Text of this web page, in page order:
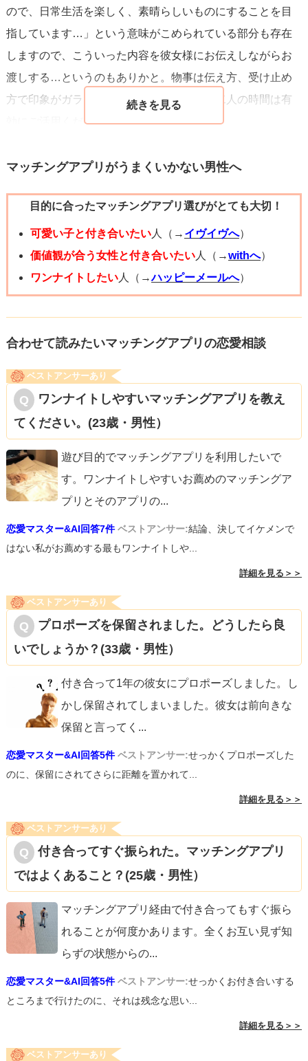
ので、日常生活を楽しく、素晴らしいものにすることを目
指しています…」という意味がこめられている部分も存在
しますので、こういった内容を彼女様にお伝えしながらお
渡しする…というのもありかと。物事は伝え方、受け止め
方で印象がガラリと変化します。大切なお二人の時間は有
効にご活用ください。答えはアリです。
マッチングアプリがうまくいかない男性へ
目的に合ったマッチングアプリ選びがとても大切！
可愛い子と付き合いたい人（→ イヴイヴへ）
価値観が合う女性と付き合いたい人（→withへ）
ワンナイトしたい人（→ハッピーメールへ）
合わせて読みたいマッチングアプリの恋愛相談
ベストアンサーあり
ワンナイトしやすいマッチングアプリを教え
てください。(23歳・男性）
遊び目的でマッチングアプリを利用したいで
す。ワンナイトしやすいお薦めのマッチングア
プリとそのアプリの...
恋愛マスター&AI回答7件 ベストアンサー:結論、決してイケメンで
はない私がお薦めする最もワンナイトしや...
詳細を見る＞＞
ベストアンサーあり
プロポーズを保留されました。どうしたら良
いでしょうか？(33歳・男性）
付き合って1年の彼女にプロポーズしました。し
かし保留されてしまいました。彼女は前向きな
保留と言ってく ...
恋愛マスター&AI回答5件 ベストアンサー:せっかくプロポーズした
のに、保留にされてさらに距離を置かれて...
詳細を見る＞＞
ベストアンサーあり
付き合ってすぐ振られた。マッチングアプリ
ではよくあること？(25歳・男性）
マッチングアプリ経由で付き合ってもすぐ振ら
れることが何度かあります。全くお互い見ず知
らずの状態からの...
恋愛マスター&AI回答5件 ベストアンサー:せっかくお付き合いする
ところまで行けたのに、それは残念な思い...
詳細を見る＞＞
ベストアンサーあり